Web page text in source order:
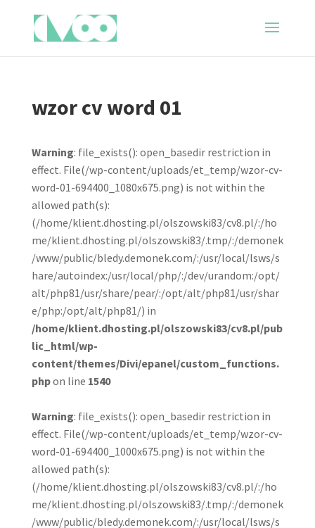
wzor cv word 01
Warning: file_exists(): open_basedir restriction in
effect. File(/wp-content/uploads/et_temp/wzor-cv-
word-01-694400_1080x675.png) is not within the
allowed path(s):
(/home/klient.dhosting.pl/olszowski83/cv8.pl/:/ho
me/klient.dhosting.pl/olszowski83/.tmp/:/demonek
/www/public/bledy.demonek.com/:/usr/local/lsws/s
hare/autoindex:/usr/local/php/:/dev/urandom:/opt/
alt/php81/usr/share/pear/:/opt/alt/php81/usr/shar
e/php:/opt/alt/php81/) in
/home/klient.dhosting.pl/olszowski83/cv8.pl/pub
lic_html/wp-
content/themes/Divi/epanel/custom_functions.
phpon line 1540
Warning: file_exists(): open_basedir restriction in
effect. File(/wp-content/uploads/et_temp/wzor-cv-
word-01-694400_1000x675.png) is not within the
allowed path(s):
(/home/klient.dhosting.pl/olszowski83/cv8.pl/:/ho
me/klient.dhosting.pl/olszowski83/.tmp/:/demonek
/www/public/bledy.demonek.com/:/usr/local/lsws/s